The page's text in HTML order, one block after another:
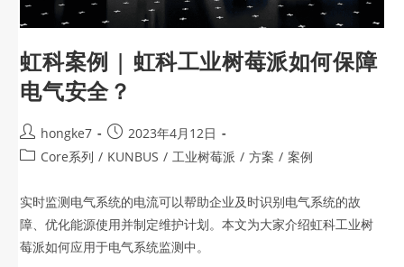
虹科案例 | 虹科工业树莓派如何保障
电气安全？
hongke7
2023年4月12日
Core系列 / KUNBUS / 工业树莓派 / 方案 / 案例
实时监测电气系统的电流可以帮助企业及时识别电气系统的故
障、优化能源使用并制定维护计划。本文为大家介绍虹科工业树
莓派如何应用于电气系统监测中。